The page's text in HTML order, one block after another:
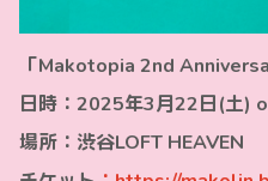
「Makotopia 2nd
日時：2025年3月22日(土)
場所：渋谷LOFT HEAVEN